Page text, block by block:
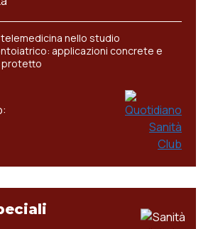
Nutrizione
telemedicina nello studio
applicazioni concrete e
protetto